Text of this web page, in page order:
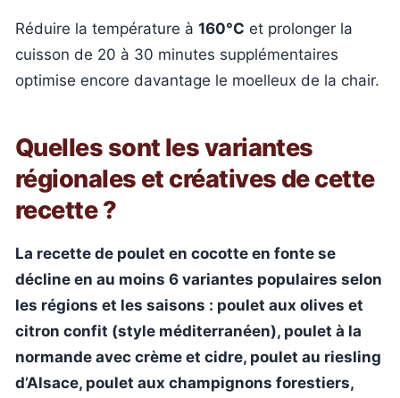
Réduire la température à 160°C et prolonger la
cuisson de 20 à 30 minutes supplémentaires
optimise encore davantage le moelleux de la chair.
Quelles sont les variantes
régionales et créatives de cette
recette ?
La recette de poulet en cocotte en fonte se
décline en au moins 6 variantes populaires selon
les régions et les saisons : poulet aux olives et
citron confit (style méditerranéen), poulet à la
normande avec crème et cidre, poulet au riesling
d’Alsace, poulet aux champignons forestiers,